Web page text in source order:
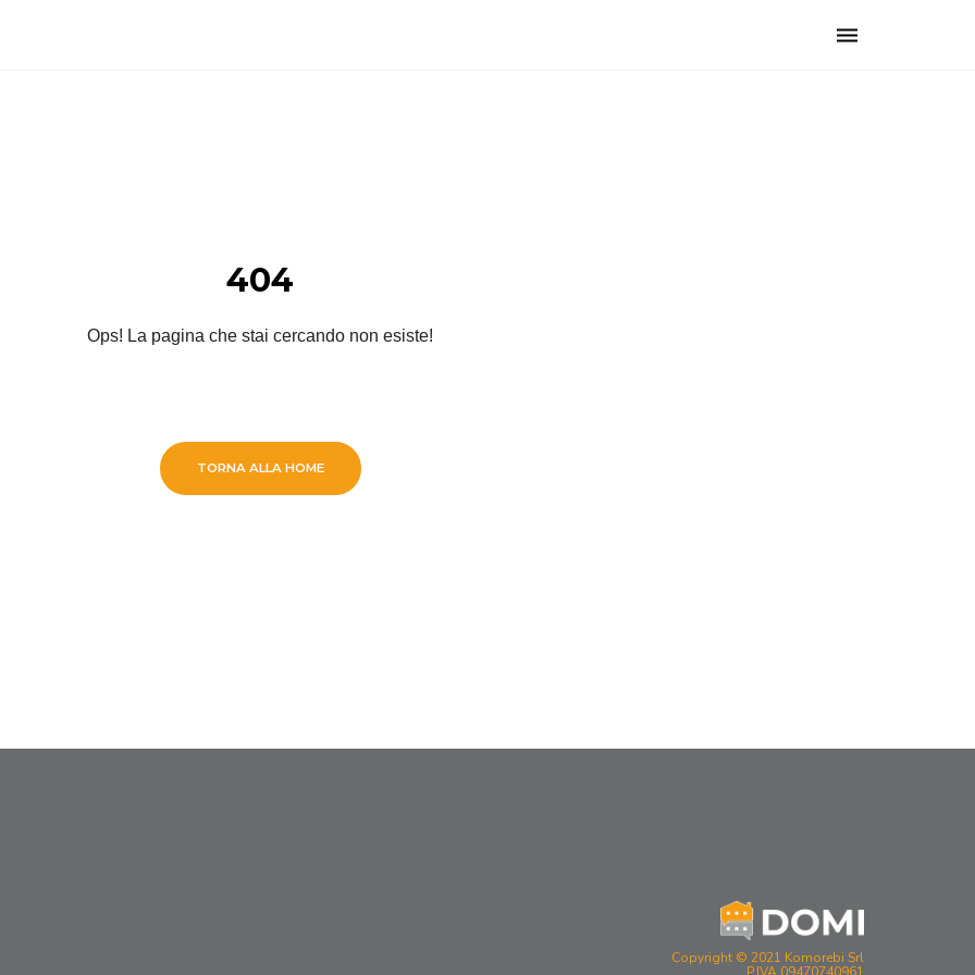
Toggle
404
Ops! La pagina che stai cercando non esiste!
TORNA ALLA HOME
Copyright © 2021 Komorebi Srl